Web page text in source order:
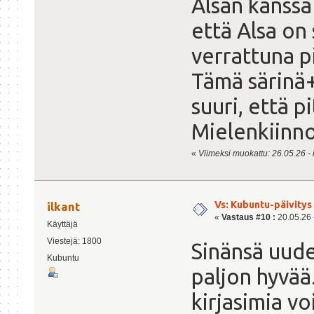
Alsan
että Alsa
verrattuna
Tämä
suuri, että
« Viimeksi muokattu: 26.05.26
ilkant
Käyttäjä
Viestejä: 1800
Kubuntu
Vs: Kubuntu-päivitys
« Vastaus #10 : 20.05.26
Sinänsä
paljon
kirjasimia